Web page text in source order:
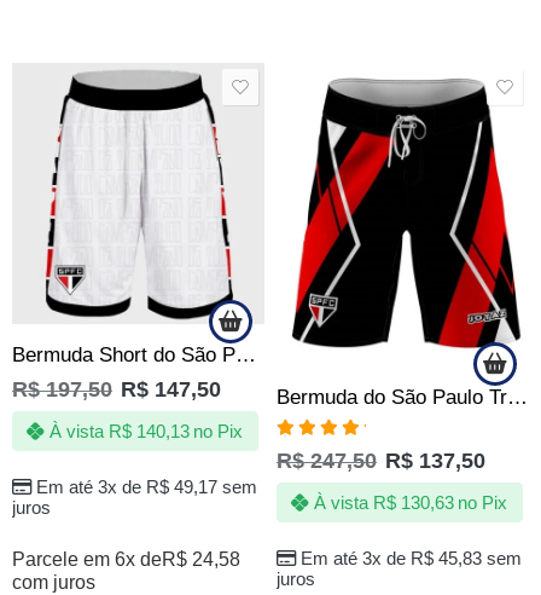
Bermuda Short do São Paulo SPFC Campeão de Tudo Quebrada – Oficial
R$197,50 R$ 147,50
Em até 3x de R$49,17sem
juros
À vista R$140,13 no Pix
Parcele em 6x deR$ 24,58
com juros
SALE
Bermuda do São Paulo Tricolor SPFC Tactel com Elastano Oficial
Avaliação
5.00de 5
R$247,50 R$ 137,50
Em até 3x de R$45,83sem
juros
À vista R$130,63 no Pix